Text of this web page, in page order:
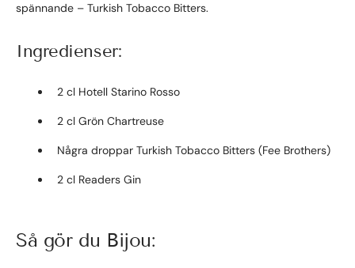
spännande – Turkish Tobacco Bitters.
Ingredienser:
2 cl Hotell Starino Rosso
2 cl Grön Chartreuse
Några droppar Turkish Tobacco Bitters (Fee Brothers)
2 cl Readers Gin
Så gör du Bijou: